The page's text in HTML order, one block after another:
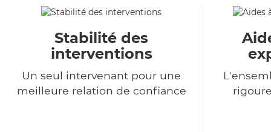
Stabilité des
interventions
Un seul intervenant pour une
meilleure relation de confiance